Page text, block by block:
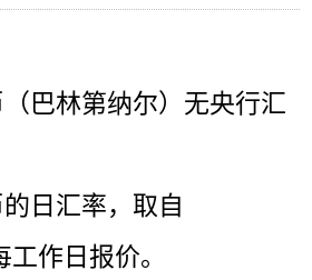
（巴林第纳尔）无央行汇
日汇率，取自
工作日报价。